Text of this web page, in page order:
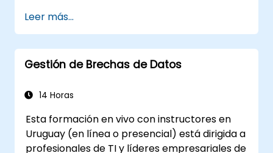
según las leyes de protección de datos.
Abordar escenarios complejos de SAR,
incluidos los datos de terceros.
Implementar las mejores prácticas para
SAR.
Leer más...
Gestión de Brechas de Datos
14 Horas
Esta formación en vivo con instructores en
Uruguay (en línea o presencial) está dirigida a
profesionales de TI y líderes empresariales de